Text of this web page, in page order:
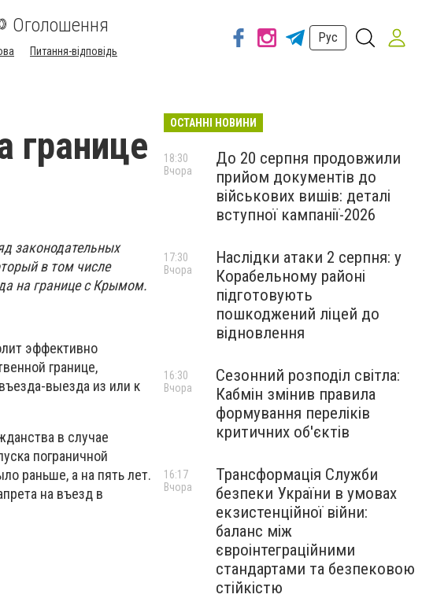
Оголошення
Питання-відповідь
Рус
границе
законодательных
в том числе
на границе с Крымом.
эффективно
границе,
выезда из или к
в случае
пограничной
раньше, а на пять лет.
на въезд в
ОСТАННІ НОВИНИ
До 20 серпня продовжили
прийом документів до
військових вишів: деталі
вступної кампанії-2026
18:30
Вчора
Наслідки атаки 2 серпня: у
Корабельному районі
підготовують
пошкоджений ліцей до
відновлення
17:30
Вчора
Сезонний розподіл світла:
Кабмін змінив правила
формування переліків
критичних об'єктів
16:30
Вчора
Трансформація Служби
безпеки України в умовах
екзистенційної війни:
баланс між
євроінтеграційними
стандартами та безпековою
стійкістю
16:17
Вчора